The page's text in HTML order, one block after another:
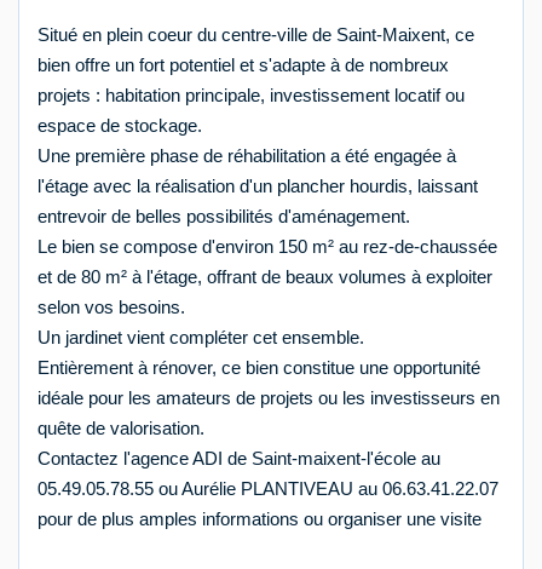
Situé en plein coeur du centre-ville de Saint-Maixent, ce
bien offre un fort potentiel et s'adapte à de nombreux
projets : habitation principale, investissement locatif ou
espace de stockage.
Une première phase de réhabilitation a été engagée à
l'étage avec la réalisation d'un plancher hourdis, laissant
entrevoir de belles possibilités d'aménagement.
Le bien se compose d'environ 150 m² au rez-de-chaussée
et de 80 m² à l'étage, offrant de beaux volumes à exploiter
selon vos besoins.
Un jardinet vient compléter cet ensemble.
Entièrement à rénover, ce bien constitue une opportunité
idéale pour les amateurs de projets ou les investisseurs en
quête de valorisation.
Contactez l'agence ADI de Saint-maixent-l'école au
05.49.05.78.55 ou Aurélie PLANTIVEAU au 06.63.41.22.07
pour de plus amples informations ou organiser une visite